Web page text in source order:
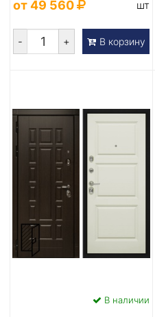
от 49 560 шт
- + В корзину
В наличии